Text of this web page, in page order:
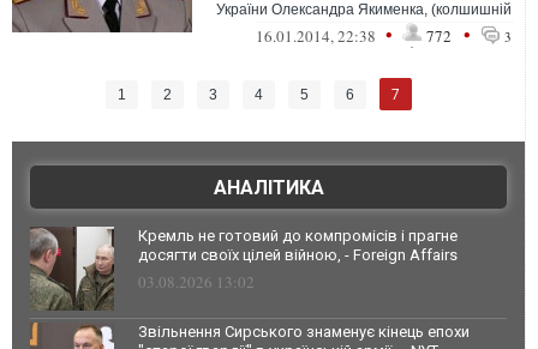
України Олександра Якименка, (колшишній
керівник...16.01.2014, 22:38 • 772 • 3
1 2 3 4 5 6 7
АНАЛІТИКА
Кремль не готовий до компромісів і прагне
досягти своїх цілей війною, - Foreign Affairs
03.08.2026 13:02
Звільнення Сирського знаменує кінець епохи